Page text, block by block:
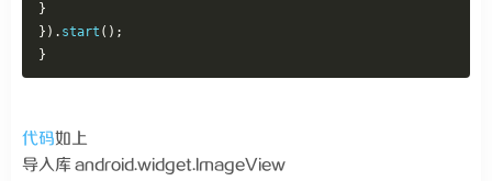
}
}). start ();
}
代码如上
导入库 android.widget.ImageView